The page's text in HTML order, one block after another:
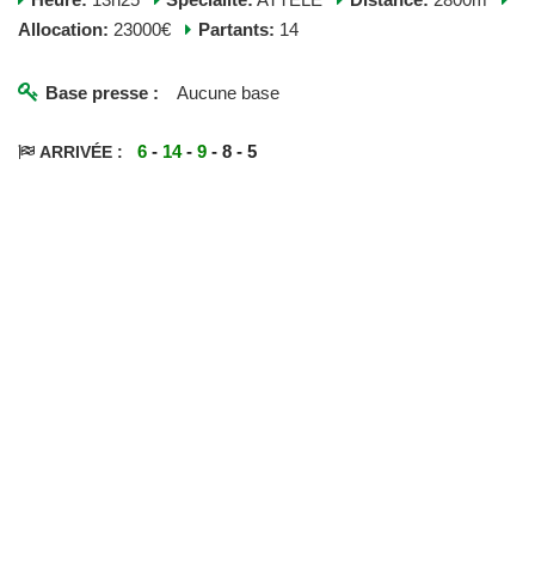
Allocation: 23000€ Partants: 14
Base presse : Aucune base
ARRIVÉE : 6 - 14-9 - 8 - 5